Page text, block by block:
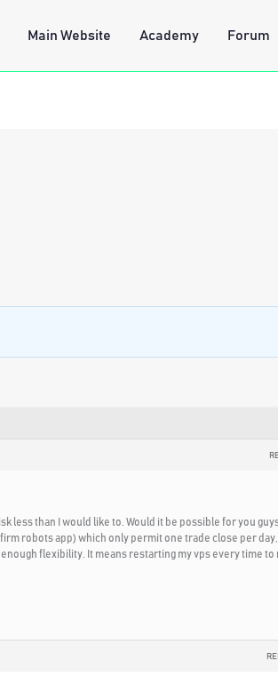
Main Website Academy Forum
less than I would like to. Would it be possible for you
robots app) which only permit one trade close per
flexibility. It means restarting my vps every time to